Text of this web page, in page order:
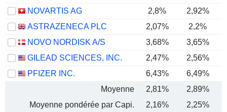
NOVARTIS AG
2,8% 2,92%
ASTRAZENECA PLC
2,07% 2,2%
NOVO NORDISK A/S
3,68% 3,65%
GILEAD SCIENCES, INC.
2,47% 2,56%
PFIZER INC.
6,43% 6,49%
Moyenne
2,81% 2,89%
Moyenne pondérée par Capi.
2,16% 2,25%